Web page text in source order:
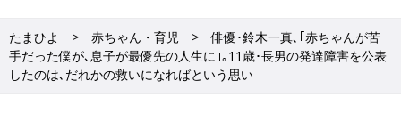
たんです。当時、雑誌『LEE』の編集長になっていて、その方に
「子育ての連載をやらないか」と声をかけてもらったんです。
「そんなバカな」と最初は思いましたけど、でも、受けてみよう
たまひよ 赤ちゃん・育児
俳優･鈴木一真､｢赤ちゃんが苦
手だった僕が､息子が最優先の人生に｣｡11歳･長男の発達障害を公表
したのは､だれかの救いになればという思い